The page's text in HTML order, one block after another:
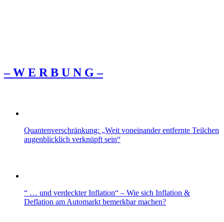
– W Ε R Β U Ν G –
Quantenverschränkung: „Weit voneinander entfernte Teilchen
augenblicklich verknüpft sein“
“ … und verdeckter Inflation“ – Wie sich Inflation &
Deflation am Automarkt bemerkbar machen?